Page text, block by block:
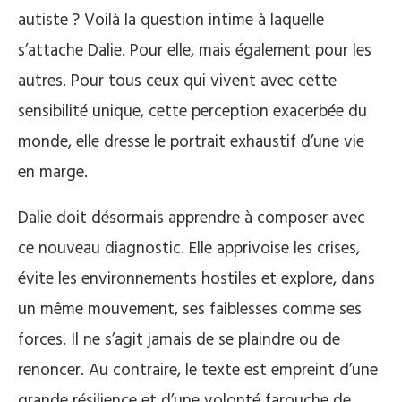
autiste ? Voilà la question intime à laquelle
s’attache Dalie. Pour elle, mais également pour les
autres. Pour tous ceux qui vivent avec cette
sensibilité unique, cette perception exacerbée du
monde, elle dresse le portrait exhaustif d’une vie
en marge.
Dalie doit désormais apprendre à composer avec
ce nouveau diagnostic. Elle apprivoise les crises,
évite les environnements hostiles et explore, dans
un même mouvement, ses faiblesses comme ses
forces. Il ne s’agit jamais de se plaindre ou de
renoncer. Au contraire, le texte est empreint d’une